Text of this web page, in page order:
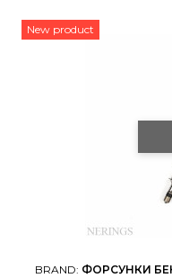
New product
BRAND: ФОРСУНКИ